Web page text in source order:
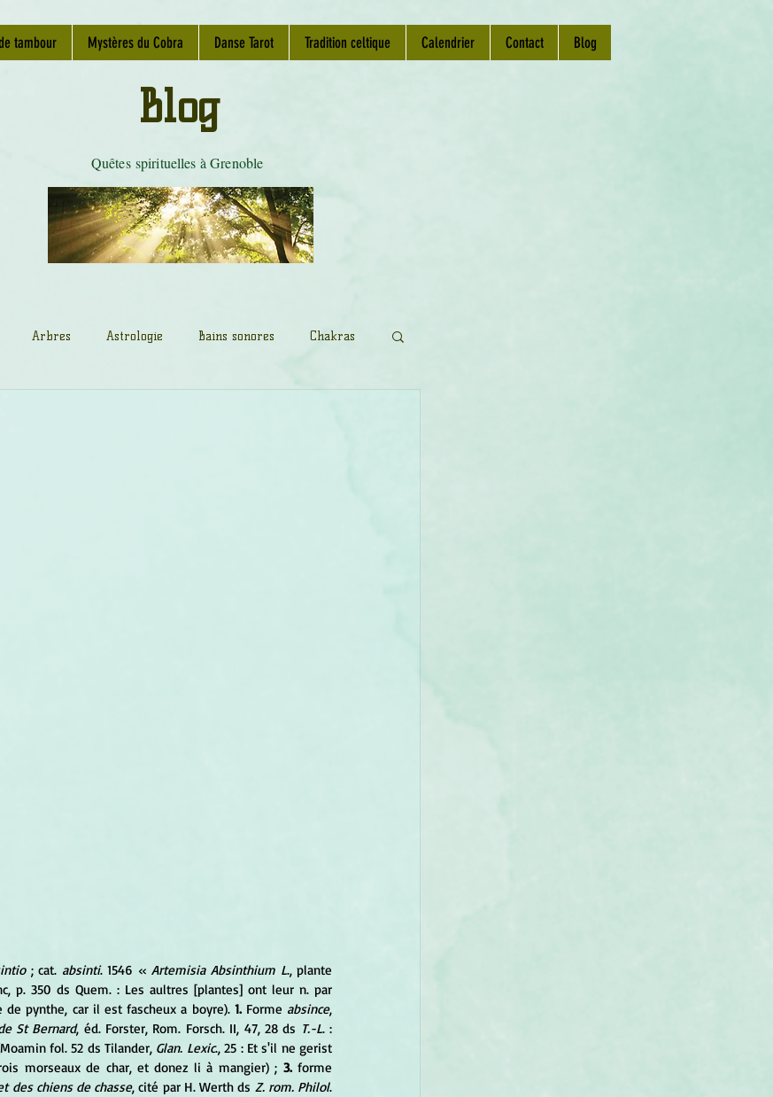
tambour Mystères du Cobra Danse Tarot Tradition celtique Calendrier Contact Blog
Quêtes spirituelles à Grenoble
Blog
Arbres Astrologie Bains sonores Chakras
; cat. absinti. 1546 « Artemisia Absinthium L., plante
p. 350 ds Quem. : Les aultres [plantes] ont leur n. par
pynthe, car il est fascheux a boyre). 1. Forme absince,
St Bernard, éd. Forster, Rom. Forsch. II, 47, 28 ds T.-L. :
fol. 52 ds Tilander, Glan. Lexic., 25 : Et s'il ne gerist
morseaux de char, et donez li à mangier) ; 3.
des chiens de chasse, cité par H. Werth ds Z. rom. Philol.